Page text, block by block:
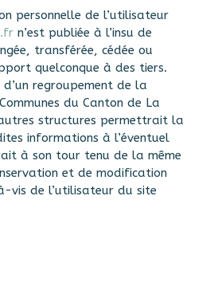
personnelle de l’utilisateur
n’est publiée à l’insu de
transférée, cédée ou
quelconque à des tiers.
d’un regroupement de la
du Canton de La
structures permettrait la
informations à l’éventuel
à son tour tenu de la même
et de modification
vis de l’utilisateur du site